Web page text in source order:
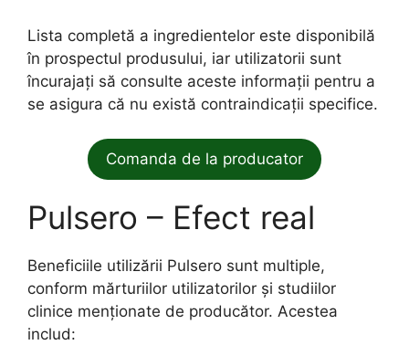
Lista completă a ingredientelor este disponibilă
în prospectul produsului, iar utilizatorii sunt
încurajați să consulte aceste informații pentru a
se asigura că nu există contraindicații specifice.
Comanda de la producator
Pulsero – Efect real
Beneficiile utilizării Pulsero sunt multiple,
conform mărturiilor utilizatorilor și studiilor
clinice menționate de producător. Acestea
includ: